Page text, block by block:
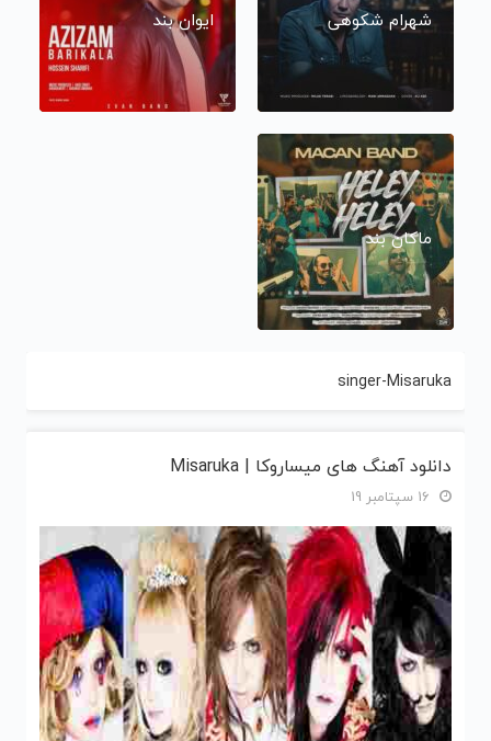
شهرام شکوهی ایوان بند
ماکان بند
singer-Misaruka
دانلود آهنگ های میساروکا | Misaruka